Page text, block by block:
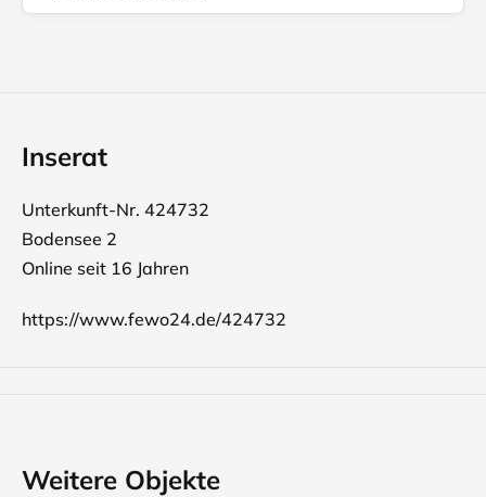
Inserat
Unterkunft-Nr. 424732
Bodensee 2
Online seit 16 Jahren
https://www.fewo24.de/424732
Weitere Objekte